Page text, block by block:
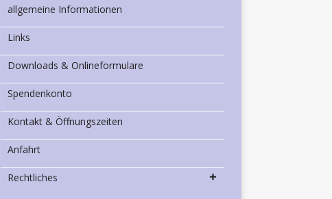
allgemeine Informationen
Links
Downloads & Onlineformulare
Spendenkonto
Kontakt & Öffnungszeiten
Anfahrt
Rechtliches